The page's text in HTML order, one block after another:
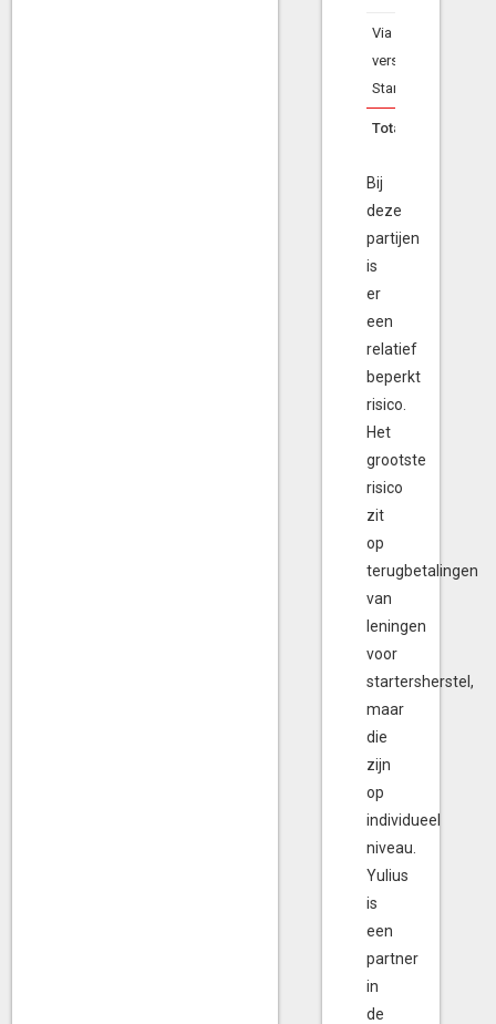
Via SVN
verstrekte
Startersleningen
Totaal
Bij
deze
partijen
is
er
een
relatief
beperkt
risico.
Het
grootste
risico
zit
op
terugbetalingen
van
leningen
voor
startersherstel,
maar
die
zijn
op
individueel
niveau.
Yulius
is
een
partner
in
de